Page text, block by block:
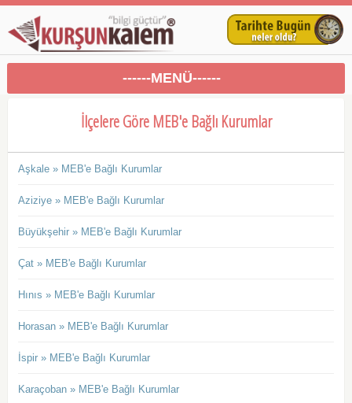
------MENÜ------
İlçelere Göre MEB'e Bağlı Kurumlar
Aşkale » MEB'e Bağlı Kurumlar
Aziziye » MEB'e Bağlı Kurumlar
Büyükşehir » MEB'e Bağlı Kurumlar
Çat » MEB'e Bağlı Kurumlar
Hınıs » MEB'e Bağlı Kurumlar
Horasan » MEB'e Bağlı Kurumlar
İspir » MEB'e Bağlı Kurumlar
Karaçoban » MEB'e Bağlı Kurumlar